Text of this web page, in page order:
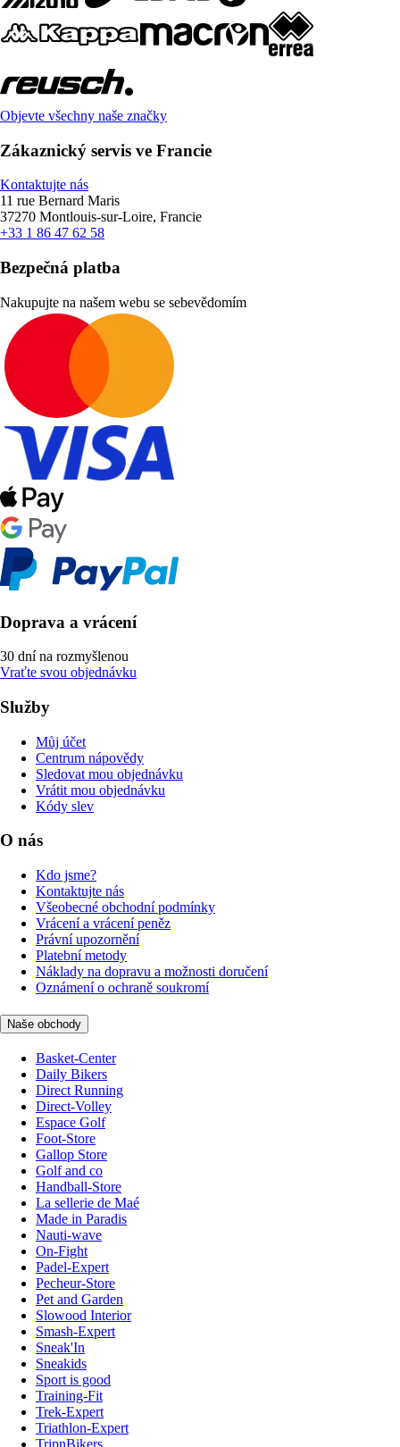
Objevte všechny naše značky
Zákaznický servis ve Francie
Kontaktujte nás
11 rue Bernard Maris
37270 Montlouis-sur-Loire, Francie
+33 1 86 47 62 58
Bezpečná platba
Nakupujte na našem webu se sebevědomím
Doprava a vrácení
30 dní na rozmyšlenou
Vraťte svou objednávku
Služby
Můj účet
Centrum nápovědy
Sledovat mou objednávku
Vrátit mou objednávku
Kódy slev
O nás
Kdo jsme?
Kontaktujte nás
Všeobecné obchodní podmínky
Vrácení a vrácení peněz
Právní upozornění
Platební metody
Náklady na dopravu a možnosti doručení
Oznámení o ochraně soukromí
Naše obchody
Basket-Center
Daily Bikers
Direct Running
Direct-Volley
Espace Golf
Foot-Store
Gallop Store
Golf and co
Handball-Store
La sellerie de Maé
Made in Paradis
Nauti-wave
On-Fight
Padel-Expert
Pecheur-Store
Pet and Garden
Slowood Interior
Smash-Expert
Sneak'In
Sneakids
Sport is good
Training-Fit
Trek-Expert
Triathlon-Expert
TripnBikers